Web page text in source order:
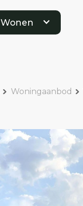
Wonen
Woningaanbod